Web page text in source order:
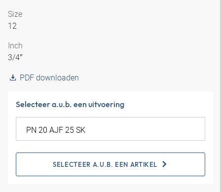
Size
12
Inch
3/4″
PDF downloaden
Selecteer a.u.b. een uitvoering
SELECTEER A.U.B. EEN ARTIKEL